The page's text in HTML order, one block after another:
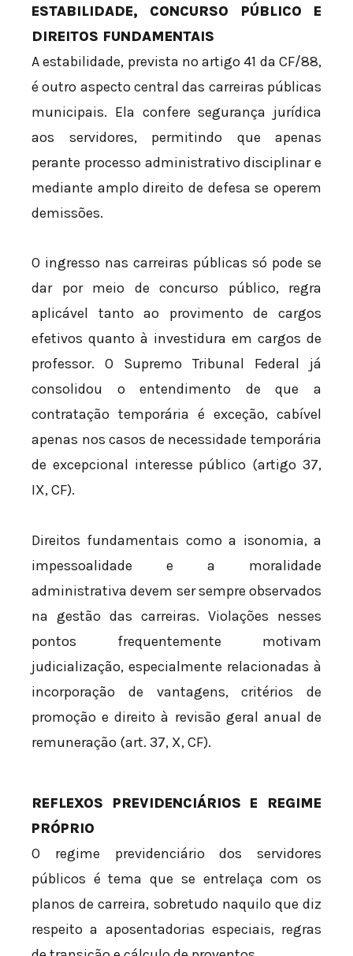
ESTABILIDADE, CONCURSO PÚBLICO E
DIREITOS FUNDAMENTAIS
A estabilidade, prevista no artigo 41 da CF/88,
é outro aspecto central das carreiras públicas
municipais. Ela confere segurança jurídica
aos servidores, permitindo que apenas
perante processo administrativo disciplinar e
mediante amplo direito de defesa se operem
demissões.
O ingresso nas carreiras públicas só pode se
dar por meio de concurso público, regra
aplicável tanto ao provimento de cargos
efetivos quanto à investidura em cargos de
professor. O Supremo Tribunal Federal já
consolidou o entendimento de que a
contratação temporária é exceção, cabível
apenas nos casos de necessidade temporária
de excepcional interesse público (artigo 37,
IX, CF).
Direitos fundamentais como a isonomia, a
impessoalidade e a moralidade
administrativa devem ser sempre observados
na gestão das carreiras. Violações nesses
pontos frequentemente motivam
judicialização, especialmente relacionadas à
incorporação de vantagens, critérios de
promoção e direito à revisão geral anual de
remuneração (art. 37, X, CF).
REFLEXOS PREVIDENCIÁRIOS E REGIME
PRÓPRIO
O regime previdenciário dos servidores
públicos é tema que se entrelaça com os
planos de carreira, sobretudo naquilo que diz
respeito a aposentadorias especiais, regras